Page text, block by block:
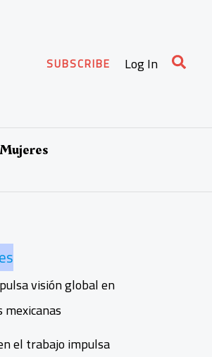
SUBSCRIBE Log In
Mujeres
visión global en
el trabajo impulsa